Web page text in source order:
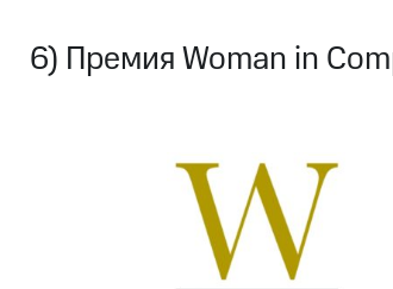
6) Премия Woman in